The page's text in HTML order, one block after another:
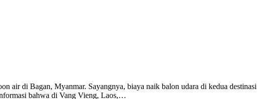
air di Bagan, Myanmar. Sayangnya, biaya naik balon udara di kedua destinasi
bahwa di Vang Vieng, Laos,…